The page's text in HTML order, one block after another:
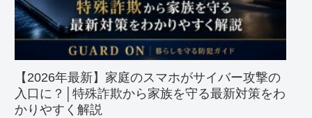
【2026年最新】家庭のスマホがサイバー攻撃の
入口に？│特殊詐欺から家族を守る最新対策をわ
かりやすく解説